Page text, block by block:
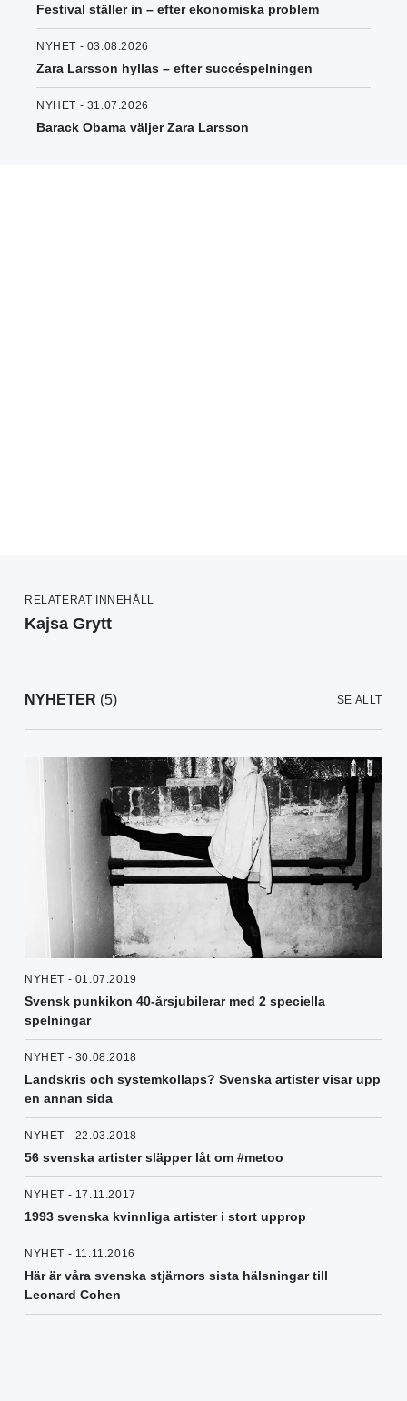
Festival ställer in – efter ekonomiska problem
NYHET - 03.08.2026
Zara Larsson hyllas – efter succéspelningen
NYHET - 31.07.2026
Barack Obama väljer Zara Larsson
RELATERAT INNEHÅLL
Kajsa Grytt
NYHETER (5) SE ALLT
NYHET - 01.07.2019
Svensk punkikon 40-årsjubilerar med 2 speciella
spelningar
NYHET - 30.08.2018
Landskris och systemkollaps? Svenska artister visar upp
en annan sida
NYHET - 22.03.2018
56 svenska artister släpper låt om #metoo
NYHET - 17.11.2017
1993 svenska kvinnliga artister i stort upprop
NYHET - 11.11.2016
Här är våra svenska stjärnors sista hälsningar till
Leonard Cohen